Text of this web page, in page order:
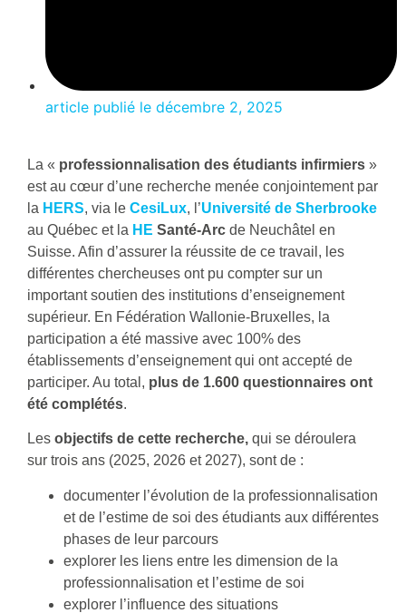
article publié le décembre 2, 2025
La « professionnalisation des étudiants infirmiers »
est au cœur d’une recherche menée conjointement par
la HERS, via le CesiLux, l’Université de Sherbrooke
au Québec et la HE Santé-Arc de Neuchâtel en
Suisse. Afin d’assurer la réussite de ce travail, les
différentes chercheuses ont pu compter sur un
important soutien des institutions d’enseignement
supérieur. En Fédération Wallonie-Bruxelles, la
participation a été massive avec 100% des
établissements d’enseignement qui ont accepté de
participer. Au total, plus de 1.600 questionnaires ont
été complétés.
Les objectifs de cette recherche, qui se déroulera
sur trois ans (2025, 2026 et 2027), sontde :
documenter l’évolution de la professionnalisation
et de l’estime de soi des étudiants aux différentes
phases de leur parcours
explorer les liens entre les dimension de la
professionnalisation et l’estime de soi
explorer l’influence des situations